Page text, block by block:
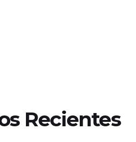
Recientes